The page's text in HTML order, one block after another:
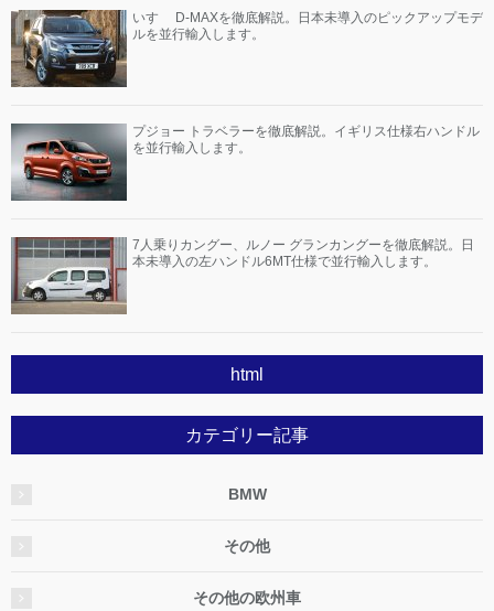
いすゞ D-MAXを徹底解説。日本未導入のピックアップモデ
ルを並行輸入します。
プジョー トラベラーを徹底解説。イギリス仕様右ハンドル
を並行輸入します。
7人乗りカングー、ルノー グランカングーを徹底解説。日
本未導入の左ハンドル6MT仕様で並行輸入します。
html
カテゴリー記事
BMW
その他
その他の欧州車